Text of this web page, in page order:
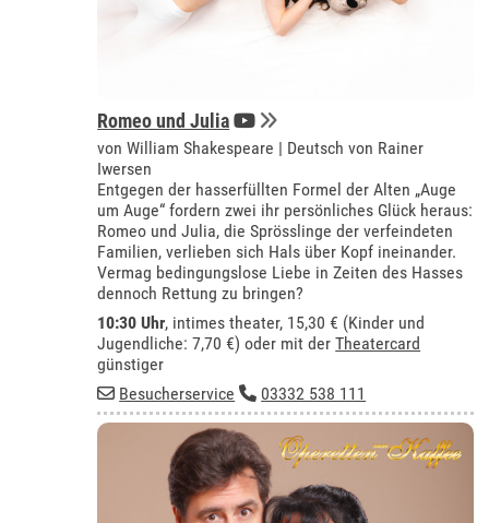
Romeo und Julia
von William Shakespeare | Deutsch von Rainer
Iwersen
Entgegen der hasserfüllten Formel der Alten „Auge
um Auge“ fordern zwei ihr persönliches Glück heraus:
Romeo und Julia, die Sprösslinge der verfeindeten
Familien, verlieben sich Hals über Kopf ineinander.
Vermag bedingungslose Liebe in Zeiten des Hasses
dennoch Rettung zu bringen?
10:30 Uhr, intimes theater, 15,30 € (Kinder und
Jugendliche: 7,70 €) oder mit derTheatercard
günstiger
Besucherservice
03332 538 111